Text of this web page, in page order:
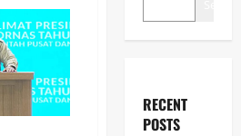
RECENT
POSTS